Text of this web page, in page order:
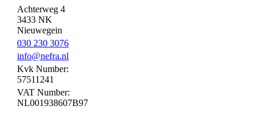
Achterweg 4
3433 NK
Nieuwegein
030 230 3076
info@nefra.nl
Kvk Number:
57511241
VAT Number:
NL001938607B97